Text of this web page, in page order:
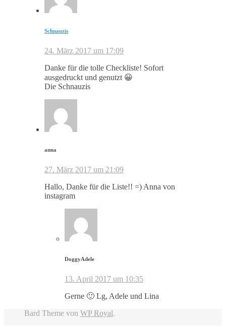
Schnauzis
24. März 2017 um 17:09
Danke für die tolle Checkliste! Sofort
ausgedruckt und genutzt 😀
Die Schnauzis
anna
27. März 2017 um 21:09
Hallo, Danke für die Liste!! =) Anna von
instagram
DoggyAdele
13. April 2017 um 10:35
Gerne 🙂 Lg, Adele und Lina
Bard Theme von WP Royal.